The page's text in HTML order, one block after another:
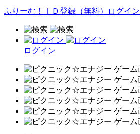
ふりーむ！ＩＤ登録（無料） ログイン
ログイン